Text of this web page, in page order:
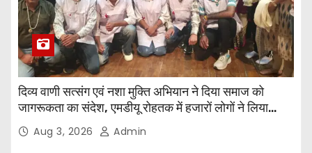
दिव्य वाणी सत्संग एवं नशा मुक्ति अभियान ने दिया समाज को
जागरूकता का संदेश, एमडीयू रोहतक में हजारों लोगों ने लिया
संकल्पAug 3, 2026 Admin